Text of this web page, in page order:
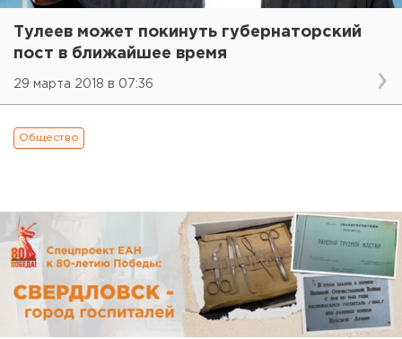
Тулеев может покинуть губернаторский
пост в ближайшее время
29 марта 2018 в 07:36
Общество